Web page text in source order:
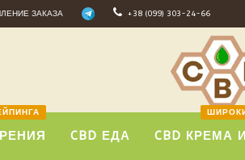
ЗАКАЗА +38 (099) 303-24-66
CBD ЕДА CBD КРЕМА